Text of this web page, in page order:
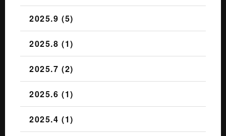
2025.9 (5)
2025.8 (1)
2025.7 (2)
2025.6 (1)
2025.4 (1)